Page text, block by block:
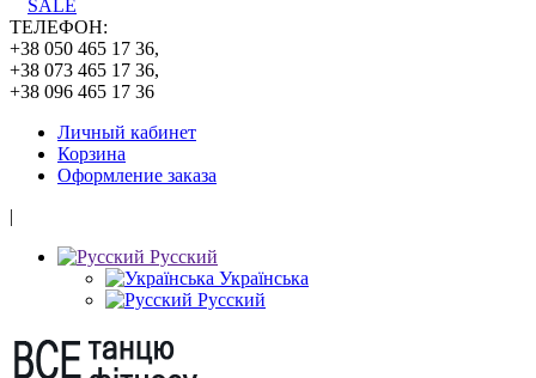
SALE
ТЕЛЕФОН:
+38 050 465 17 36,
+38 073 465 17 36,
+38 096 465 17 36
Личный кабинет
Корзина
Оформление заказа
|
Русский
Українська
Русский